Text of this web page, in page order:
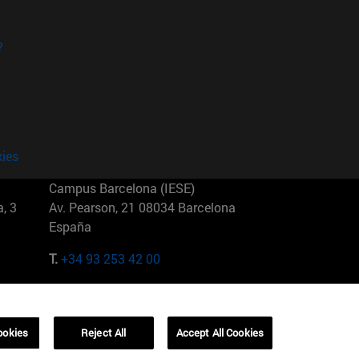
3
Campus Barcelona (IESE)
Av. Pearson, 21 08034 Barcelona
España
T.+34 93 253 42 00
01321001 Bela Vista Brasil
Reject All Accept All Cookies